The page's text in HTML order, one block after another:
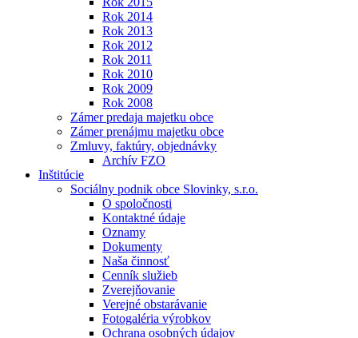
Rok 2014
Rok 2013
Rok 2012
Rok 2011
Rok 2010
Rok 2009
Rok 2008
Zámer predaja majetku obce
Zámer prenájmu majetku obce
Zmluvy, faktúry, objednávky
Archív FZO
Inštitúcie
Sociálny podnik obce Slovinky, s.r.o.
O spoločnosti
Kontaktné údaje
Oznamy
Dokumenty
Naša činnosť
Cenník služieb
Zverejňovanie
Verejné obstarávanie
Fotogaléria výrobkov
Ochrana osobných údajov